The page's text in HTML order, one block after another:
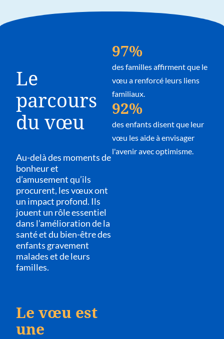
Le
parcours
du vœu
Au-delà des moments de
bonheur et
d’amusement qu’ils
procurent, les vœux ont
un impact profond. Ils
jouent un rôle essentiel
dans l’amélioration de la
santé et du bien-être des
enfants gravement
malades et de leurs
familles.
Le vœu est
une
97%
des familles affirment que le
vœu a renforcé leurs liens
familiaux.
92%
des enfants disent que leur
vœu les aide à envisager
l'avenir avec optimisme.